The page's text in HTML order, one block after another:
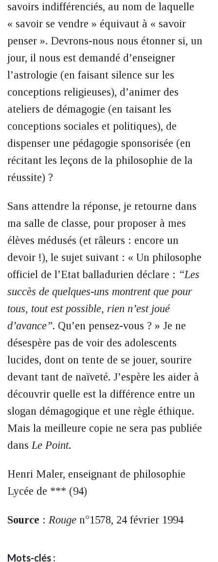
savoirs indifférenciés, au nom de laquelle
« savoir se vendre » équivaut à « savoir
penser ». Devrons-nous nous étonner si, un
jour, il nous est demandé d’enseigner
l’astrologie (en faisant silence sur les
conceptions religieuses), d’animer des
ateliers de démagogie (en taisant les
conceptions sociales et politiques), de
dispenser une pédagogie sponsorisée (en
récitant les leçons de la philosophie de la
réussite) ?
Sans attendre la réponse, je retourne dans
ma salle de classe, pour proposer à mes
élèves médusés (et râleurs : encore un
devoir !), le sujet suivant : « Un philosophe
officiel de l’Etat balladurien déclare : “Les
succès de quelques-uns montrent que pour
tous, tout est possible, rien n’est joué
d’avance”. Qu’en pensez-vous ? » Je ne
désespère pas de voir des adolescents
lucides, dont on tente de se jouer, sourire
devant tant de naïveté. J’espère les aider à
découvrir quelle est la différence entre un
slogan démagogique et une règle éthique.
Mais la meilleure copie ne sera pas publiée
dansLe Point.
Henri Maler, enseignant de philosophie
Lycée de *** (94)
Source : Rouge n°1578, 24 février 1994
Mots-clés :